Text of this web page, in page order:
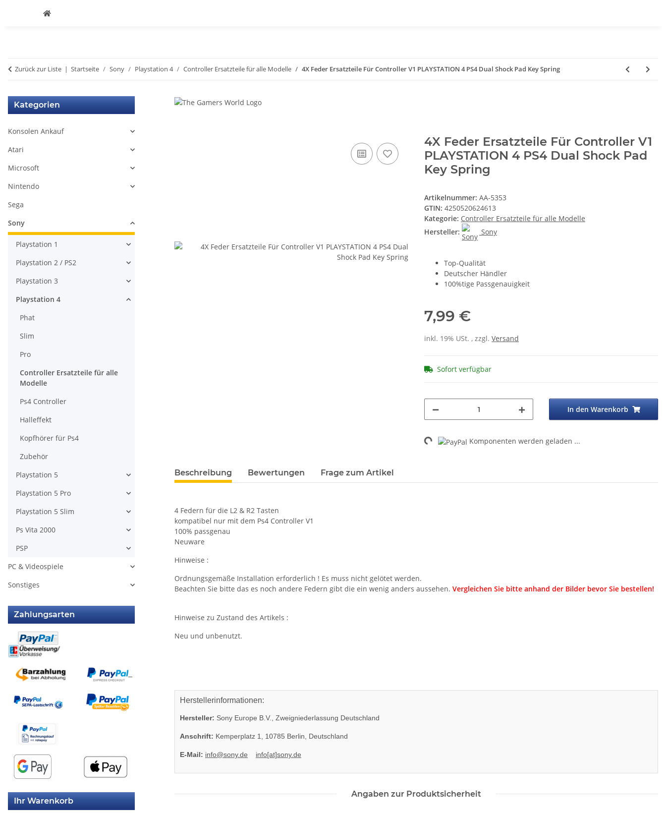
Zurück zur Liste Startseite Sony Playstation 4 Controller Ersatzteile für alle Modelle 4X Feder Ersatzteile Für Controller V1 PLAYSTATION 4 PS4 Dual Shock Pad Key Spring
4X Feder Ersatzteile Für Controller V1
PLAYSTATION 4 PS4 Dual Shock Pad
Key Spring
Artikelnummer: AA-5353
GTIN: 4250520624613
Kategorie: Controller Ersatzteile für alle Modelle
Hersteller:
Sony
Top-Qualität
Deutscher Händler
100%tige Passgenauigkeit
7,99 €
inkl. 19% USt. , zzgl. Versand
Sofort verfügbar
In den Warenkorb
Loading... Komponenten werden geladen ...
weitere Registerkarten anzeigen
Beschreibung Bewertungen Frage zum Artikel
4 Federn für die L2 & R2 Tasten
kompatibel nur mit dem Ps4 Controller V1
100% passgenau
Neuware
Hinweise :
Ordnungsgemäße Installation erforderlich ! Es muss nicht gelötet werden.
Beachten Sie bitte das es noch andere Federn gibt die ein wenig anders aussehen. Vergleichen Sie bitte anhand der Bilder bevor Sie bestellen!
Hinweise zu Zustand des Artikels :
Neu und unbenutzt.
Herstellerinformationen:
Hersteller: Sony Europe B.V., Zweigniederlassung Deutschland
Anschrift: Kemperplatz 1, 10785 Berlin, Deutschland
E-Mail: info@sony.de info[at]sony.de
Angaben zur Produktsicherheit
Kategorien
Konsolen Ankauf
Atari
Microsoft
Nintendo
Sega
Sony
Playstation 1
Playstation 2 / PS2
Playstation 3
Playstation 4
Phat
Slim
Pro
Controller Ersatzteile für alle
Modelle
Ps4 Controller
Halleffekt
Kopfhörer für Ps4
Zubehör
Playstation 5
Playstation 5 Pro
Playstation 5 Slim
Ps Vita 2000
PSP
PC & Videospiele
Sonstiges
Zahlungsarten
Ihr Warenkorb